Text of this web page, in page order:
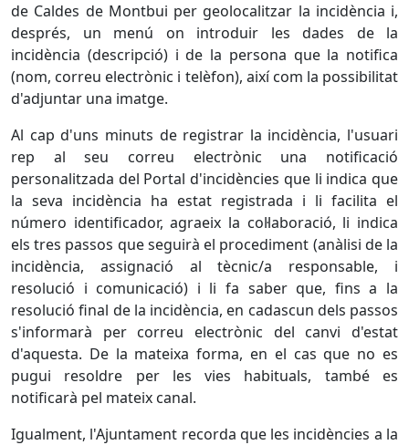
de Caldes de Montbui per geolocalitzar la incidència i,
després, un menú on introduir les dades de la
incidència (descripció) i de la persona que la notifica
(nom, correu electrònic i telèfon), així com la possibilitat
d'adjuntar una imatge.
Al cap d'uns minuts de registrar la incidència, l'usuari
rep al seu correu electrònic una notificació
personalitzada del Portal d'incidències que li indica que
la seva incidència ha estat registrada i li facilita el
número identificador, agraeix la col·laboració, li indica
els tres passos que seguirà el procediment (anàlisi de la
incidència, assignació al tècnic/a responsable, i
resolució i comunicació) i li fa saber que, fins a la
resolució final de la incidència, en cadascun dels passos
s'informarà per correu electrònic del canvi d'estat
d'aquesta. De la mateixa forma, en el cas que no es
pugui resoldre per les vies habituals, també es
notificarà pel mateix canal.
Igualment, l'Ajuntament recorda que les incidències a la